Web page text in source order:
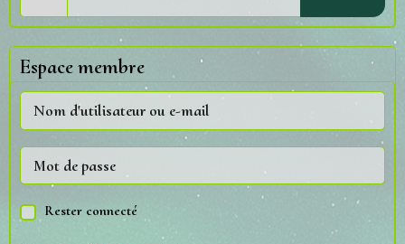
Espace membre
Rester connecté